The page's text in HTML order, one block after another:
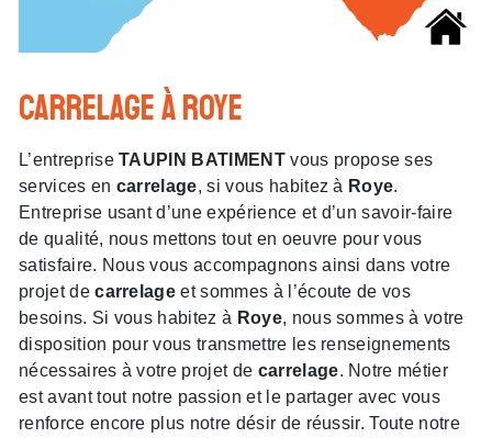
carrelage à Roye
L’entrepriseTAUPIN BATIMENTvous propose ses
services en carrelage, si vous habitez à Roye.
Entreprise usant d’une expérience et d’un savoir-faire
de qualité, nous mettons tout en oeuvre pour vous
satisfaire. Nous vous accompagnons ainsi dans votre
projet decarrelage et sommes à l’écoute de vos
besoins. Si vous habitez à Roye, nous sommes à votre
disposition pour vous transmettre les renseignements
nécessaires à votre projet de carrelage. Notre métier
est avant tout notre passion et le partager avec vous
renforce encore plus notre désir de réussir. Toute notre